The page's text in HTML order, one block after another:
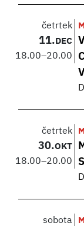
četrtek
11. DEC
18.00–20.00
četrtek
30.OKT
18.00–20.00
sobota